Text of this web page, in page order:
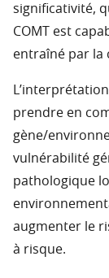
significativité,
COMT est
entraîné par la
prendre en
gène/
vulnérabilité
pathologique
augmenter le
à risque.